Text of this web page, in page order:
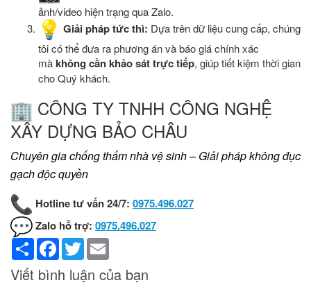
ảnh/video hiện trạng qua Zalo.
Giải pháp tức thì: Dựa trên dữ liệu cung cấp, chúng
tôi có thể đưa ra phương án và báo giá chính xác
màkhông cần khảo sát trực tiếp, giúp tiết kiệm thời gian
cho Quý khách.
CÔNG TY TNHH CÔNG NGHỆ
XÂY DỰNG BẢO CHÂU
Chuyên gia chống thấm nhà vệ sinh – Giải pháp không đục
gạch độc quyền
Hotline tư vấn 24/7: 0975.496.027
Zalo hỗ trợ: 0975.496.027
ShareFacebook
Twitter
Viết bình luận của bạn